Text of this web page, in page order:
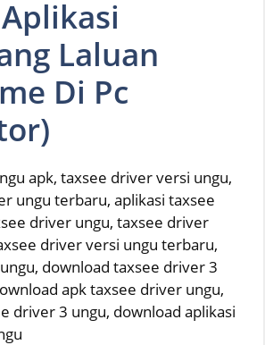
Laluan
Di Pc
apk, taxsee driver versi ungu,
ungu terbaru, aplikasi taxsee
driver ungu, taxsee driver
driver versi ungu terbaru,
download taxsee driver 3
apk taxsee driver ungu,
driver 3 ungu, download aplikasi